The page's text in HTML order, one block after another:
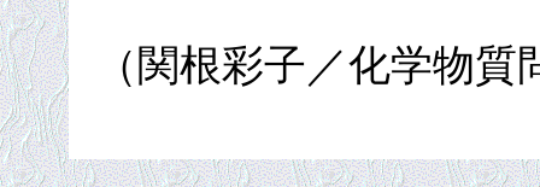
（関根彩子／化学物